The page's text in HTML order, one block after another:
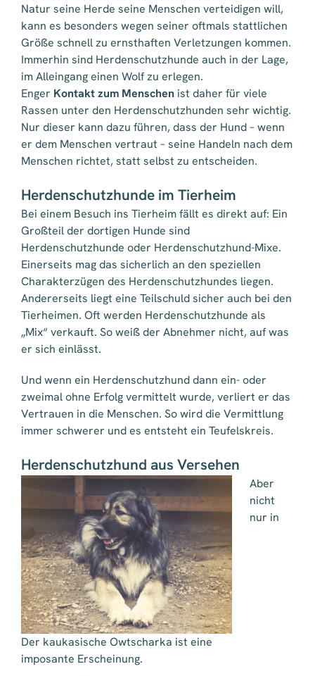
Natur seine Herde seine Menschen verteidigen will,
kann es besonders wegen seiner oftmals stattlichen
Größe schnell zu ernsthaften Verletzungen kommen.
Immerhin sind Herdenschutzhunde auch in der Lage,
im Alleingang einen Wolf zu erlegen.
Enger Kontakt zum Menschen ist daher für viele
Rassen unter den Herdenschutzhunden sehr wichtig.
Nur dieser kann dazu führen, dass der Hund – wenn
er dem Menschen vertraut – seine Handeln nach dem
Menschen richtet, statt selbst zu entscheiden.
Herdenschutzhunde im Tierheim
Bei einem Besuch ins Tierheim fällt es direkt auf: Ein
Großteil der dortigen Hunde sind
Herdenschutzhunde oder Herdenschutzhund-Mixe.
Einerseits mag das sicherlich an den speziellen
Charakterzügen des Herdenschutzhundes liegen.
Andererseits liegt eine Teilschuld sicher auch bei den
Tierheimen. Oft werden Herdenschutzhunde als
„Mix“ verkauft. So weiß der Abnehmer nicht, auf was
er sich einlässt.
Und wenn ein Herdenschutzhund dann ein- oder
zweimal ohne Erfolg vermittelt wurde, verliert er das
Vertrauen in die Menschen. So wird die Vermittlung
immer schwerer und es entsteht ein Teufelskreis.
Herdenschutzhund aus Versehen
Der kaukasische Owtscharka ist eine
imposante Erscheinung.
Aber
nicht
nur in